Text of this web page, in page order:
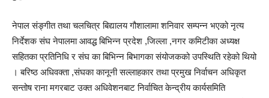
नेपाल संङ्गीत तथा चलचित्र बिद्यालय गौशालामा शनिवार सम्पन्न भएको नृत्य
निर्देशक संघ नेपालमा आवद्ध बिभिन्न प्रदेश ,जिल्ला ,नगर कमिटीका अध्यक्ष
सहितका प्रतिनिधि र संघ का बिभिन्न बिभागका संयोजकको उपस्थिति रहेको थियो
। बरिष्ठ अधिवक्ता ,संघका कानूनी सल्लाहकार तथा प्रमुख निर्वाचन अधिकृत
सन्तोष राना मगरबाट उक्त अधिवेशनबाट निर्वाचित केन्द्रीय कार्यसमिति